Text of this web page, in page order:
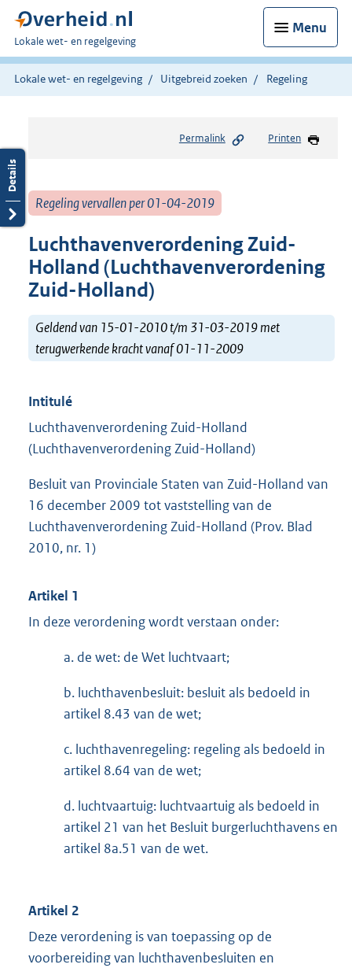
Menu
U
bent
hier:
Lokale wet- en regelgeving
Lokale wet- en regelgeving Uitgebreid zoeken Regeling
Permalink Printen
Regeling vervallen per 01-04-2019
Luchthavenverordening Zuid-
Holland (Luchthavenverordening
Zuid-Holland)
Geldend van 15-01-2010 t/m 31-03-2019 met
terugwerkende kracht vanaf 01-11-2009
Intitulé
Luchthavenverordening Zuid-Holland
(Luchthavenverordening Zuid-Holland)
Besluit van Provinciale Staten van Zuid-Holland van
16 december 2009 tot vaststelling van de
Luchthavenverordening Zuid-Holland (Prov. Blad
2010, nr. 1)
Artikel 1
In deze verordening wordt verstaan onder:
a. de wet: de Wet luchtvaart;
b. luchthavenbesluit: besluit als bedoeld in
artikel 8.43 van de wet;
c. luchthavenregeling: regeling als bedoeld in
artikel 8.64 van de wet;
d. luchtvaartuig: luchtvaartuig als bedoeld in
artikel 21 van het Besluit burgerluchthavens en
artikel 8a.51 van de wet.
Artikel 2
Deze verordening is van toepassing op de
voorbereiding van luchthavenbesluiten en